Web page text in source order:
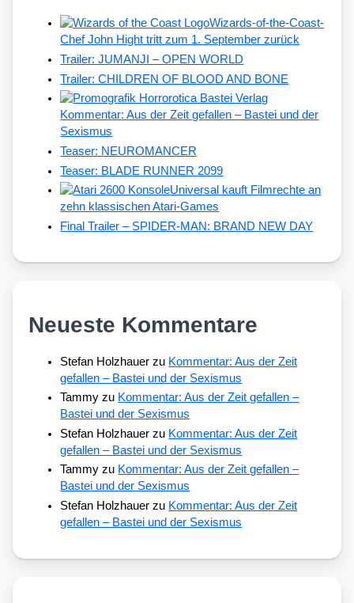
Wizards-of-the-Coast-
Chef John Hight tritt zum 1. September zurück
Trailer: JUMANJI – OPEN WORLD
Trailer: CHILDREN OF BLOOD AND BONE
Kommentar: Aus der Zeit gefallen – Bastei und der
Sexismus
Teaser: NEUROMANCER
Teaser: BLADE RUNNER 2099
Universal kauft Filmrechte an
zehn klassischen Atari-Games
Final Trailer – SPIDER-MAN: BRAND NEW DAY
Neueste Kommentare
Stefan Holzhauer zu Kommentar: Aus der Zeit
gefallen – Bastei und der Sexismus
Tammy zu Kommentar: Aus der Zeit gefallen –
Bastei und der Sexismus
Stefan Holzhauer zu Kommentar: Aus der Zeit
gefallen – Bastei und der Sexismus
Tammy zu Kommentar: Aus der Zeit gefallen –
Bastei und der Sexismus
Stefan Holzhauer zu Kommentar: Aus der Zeit
gefallen – Bastei und der Sexismus